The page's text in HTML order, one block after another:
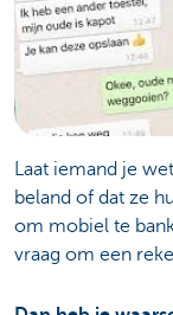
Laat iemand je
beland of dat ze
om mobiel te
vraag om een